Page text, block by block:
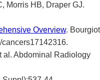
Morris HB, Draper GJ.
Overview.
al. Abdominal Radiology